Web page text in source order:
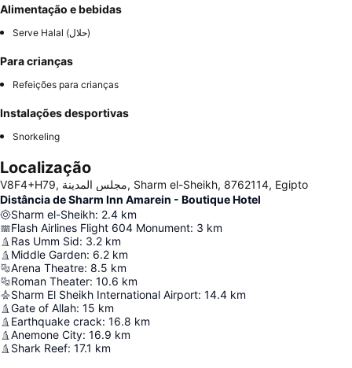
Alimentação e bebidas
Serve Halal (حلال)
Para crianças
Refeições para crianças
Instalações desportivas
Snorkeling
Localização
V8F4+H79, مجلس المدينة, Sharm el-Sheikh, 8762114, Egipto
Distância de Sharm Inn Amarein - Boutique Hotel
Sharm el-Sheikh: 2.4 km
Flash Airlines Flight 604 Monument: 3 km
Ras Umm Sid: 3.2 km
Middle Garden: 6.2 km
Arena Theatre: 8.5 km
Roman Theater: 10.6 km
Sharm El Sheikh International Airport: 14.4 km
Gate of Allah: 15 km
Earthquake crack: 16.8 km
Anemone City: 16.9 km
Shark Reef: 17.1 km